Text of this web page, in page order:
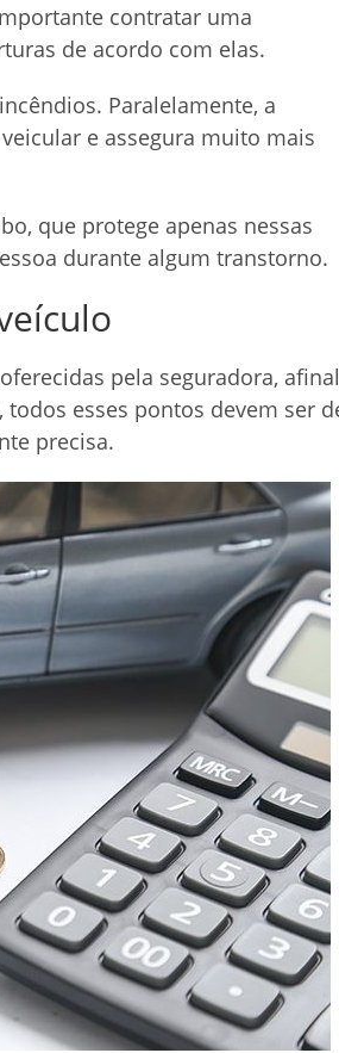
contratar uma
de acordo com elas.
Paralelamente, a
e assegura muito mais
que protege apenas nessas
durante algum transtorno.
pela seguradora,
esses pontos devem ser
precisa.